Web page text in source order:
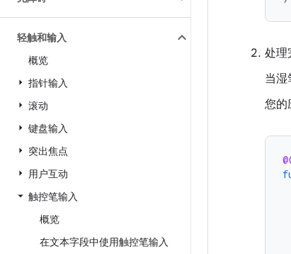
轻触和输入
概览
指针输入
滚动
键盘输入
突出焦点
用户互动
触控笔输入
概览
在文本字段中使用触控笔输入
处理
当湿
您的